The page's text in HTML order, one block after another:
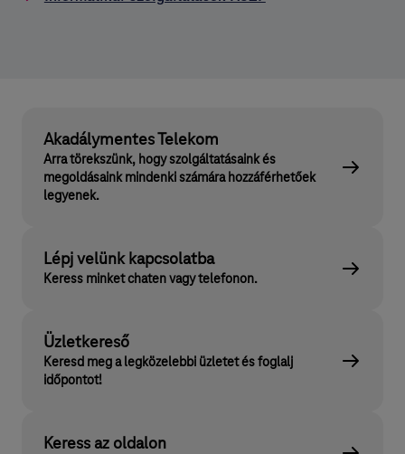
Akadálymentes Telekom
Arra törekszünk, hogy szolgáltatásaink és
megoldásaink mindenki számára hozzáférhetőek
legyenek.
Lépj velünk kapcsolatba
Keress minket chaten vagy telefonon.
Üzletkereső
Keresd meg a legközelebbi üzletet és foglalj
időpontot!
Keress az oldalon